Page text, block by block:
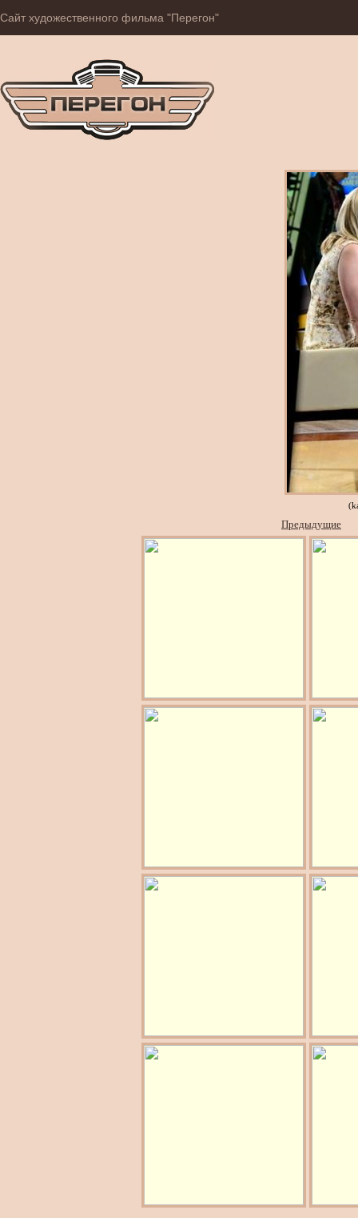
Сайт художественного фильма "Перегон"
Предыдущие